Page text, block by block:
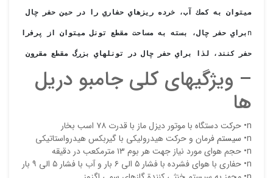
مي‏توان به كمك آب، خرده ريزهاي حفاري را در حين حفر چال از
n براي حفر چال، بسته به مساحت مقطع تونل مي‏توان از
حفر كنند، لذا براي حفر چال در تونلهاي بزرگ مقطع مقرون به
– ويژگيهاي کلي جامبو دريل
ها
n• حرکت دستگاه با موتور ديزل ماز با قدرت ٧٨ اسب بخار
n• سيستمفرمان و حرکت هيدروليکي با گيربکس هيدرواستاتيکي
n• حجم هواي مورد نياز جهت هر بوم ١٣ مترمکعب در دقيقه
n• حفاري با هواي فشرده با فشار ٥ الي ٦ بار و آب با فشار ٥ الي ٩ بار